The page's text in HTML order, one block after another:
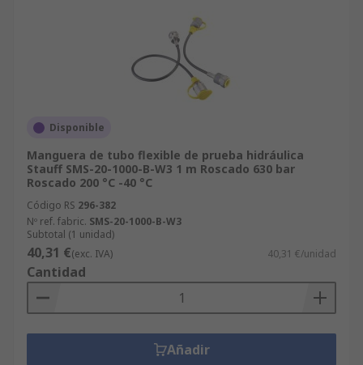
Disponible
Manguera de tubo flexible de prueba hidráulica
Stauff SMS-20-1000-B-W3 1 m Roscado 630 bar
Roscado 200 °C -40 °C
Código RS 296-382
Nº ref. fabric. SMS-20-1000-B-W3
Subtotal (1 unidad)
40,31 €(exc. IVA) 40,31 €/unidad
Cantidad
Añadir